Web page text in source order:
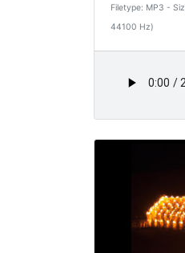
Filetype: MP3 -
44100 Hz)